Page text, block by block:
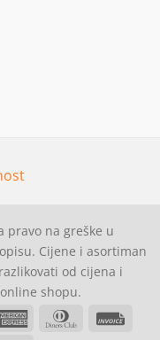
pravo na greške u
Cijene i asortiman
od cijena i
shopu.
American Dinners